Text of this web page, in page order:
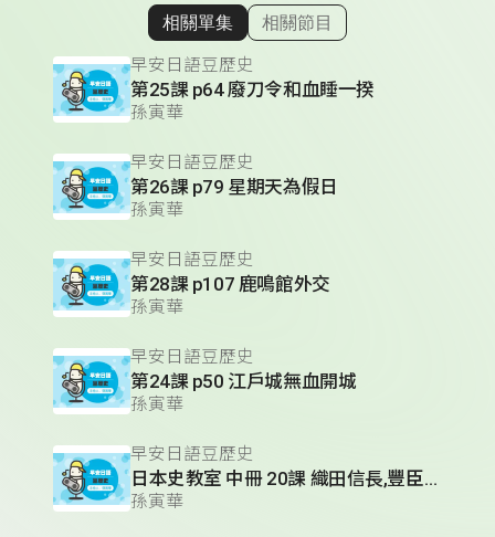
顯示相關單集
相關單集 相關節目
早安日語豆歷史
第25課 p64 廢刀令和血睡一揆
孫寅華
早安日語豆歷史
第26課 p79 星期天為假日
孫寅華
早安日語豆歷史
第28課 p107 鹿鳴館外交
孫寅華
早安日語豆歷史
第24課 p50 江戶城無血開城
孫寅華
早安日語豆歷史
日本史教室 中冊 20課 織田信長,豐臣秀吉,德川家康的人物性格
孫寅華